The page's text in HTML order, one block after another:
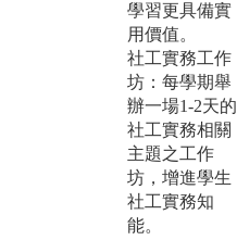
學習更具備實
用價值。
社工實務工作
坊：每學期舉
辦一場1-2天的
社工實務相關
主題之工作
坊，增進學生
社工實務知
能。